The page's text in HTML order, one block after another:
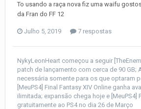
To usando a raça nova fiz uma waifu
da Fran do FF 12
Julho 5, 2019 7 respostas
NykyLeonHeart começou a seguir
patch de lançamento com cerca de 90 GB;
necessária somente para os que optaram
[MeuPS4] Final Fantasy XIV Online ganha
ilimitada; expansão chega hoje e [MeuPS4]
gratuitamente ao PS4 no dia 26 de Março